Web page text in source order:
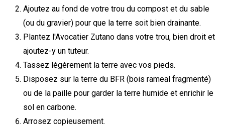
Ajoutez au fond de votre trou du compost et du sable
(ou du gravier) pour que la terre soit bien drainante.
Plantez l'Avocatier Zutano dans votre trou, bien droit et
ajoutez-y un tuteur.
Tassez légèrement la terre avec vos pieds.
Disposez sur la terre du BFR (bois rameal fragmenté)
ou de la paille pour garder la terre humide et enrichir le
sol en carbone.
Arrosez copieusement.